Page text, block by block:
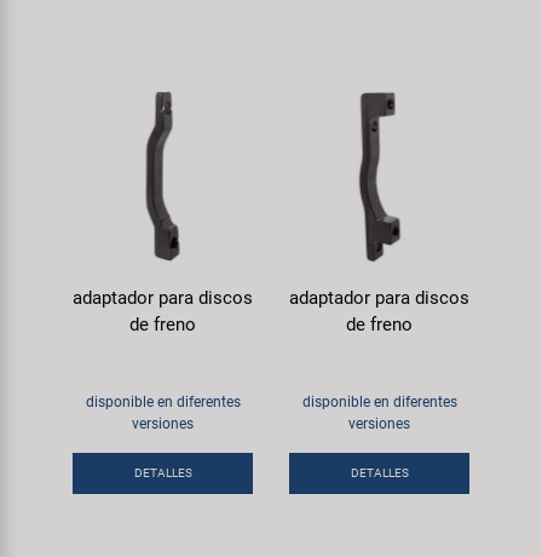
adaptador para discos
de freno
disponible en diferentes
versiones
DETALLES
adaptador para discos
de freno
disponible en diferentes
versiones
DETALLES